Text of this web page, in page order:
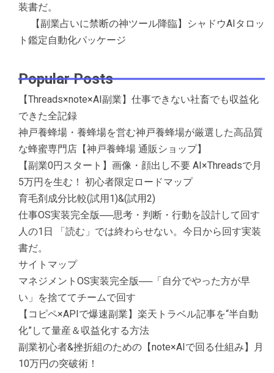
装書だ。
【副業占いに禁断の神ツール降臨】シャドウAIタロッ
ト鑑定自動化パッケージ
Popular Posts
【Threads×note×AI副業】仕事できない社畜でも収益化
できた全記録
神戸養蜂場・養蜂場を営む神戸養蜂場が厳選した高品質
な蜂蜜専門店【神戸養蜂場 通販ショップ】
【副業0円スタート】画像・顔出し不要 AI×Threadsで月
5万円を生む！ 初心者限定ロードマップ
育毛剤成分比較(試用1)&(試用2)
仕事OS実装完全版──思考・判断・行動を設計して回す
人の1日 「読む」では終わらせない。今日から回す実装
書だ。
サイトマップ
マネジメントOS実装完全版──「自分でやった方が早
い」を捨ててチームで回す
【コピペ×APIで爆速副業】楽天トラベル記事を“半自動
化”して量産＆収益化する方法
副業初心者&挫折組のための【note×AIで回る仕組み】月
10万円の突破術！